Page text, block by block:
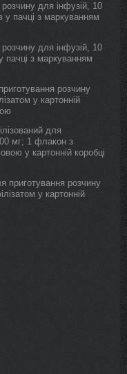
для інфузій, 10
пачці з маркуванням
для інфузій, 10
з маркуванням
розчину
у картонній
для
мг; 1 флакон з
у картонній коробці
приготування розчину
у картонній